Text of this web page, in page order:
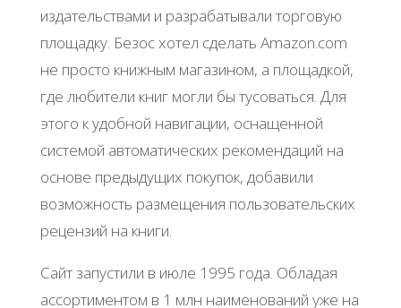
издательствами и разрабатывали торговую
площадку. Безос хотел сделать Amazon.com
не просто книжным магазином, а площадкой,
где любители книг могли бы тусоваться. Для
этого к удобной навигации, оснащенной
системой автоматических рекомендаций на
основе предыдущих покупок, добавили
возможность размещения пользовательских
рецензий на книги.
Сайт запустили в июле 1995 года. Обладая
ассортиментом в 1 млн наименований уже на